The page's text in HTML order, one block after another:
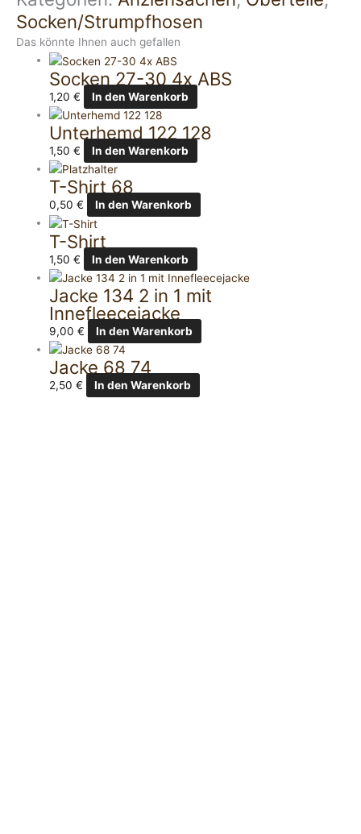
Socken/Strumpfhosen
Das könnte Ihnen auch gefallen
Socken 27-30 4x ABS
1,20€ In den Warenkorb
Unterhemd 122 128
1,50€ In den Warenkorb
T-Shirt 68
0,50€ In den Warenkorb
T-Shirt
1,50€ In den Warenkorb
Jacke 134 2 in 1 mit
Innefleecejacke
9,00€ In den Warenkorb
Jacke 68 74
2,50€ In den Warenkorb